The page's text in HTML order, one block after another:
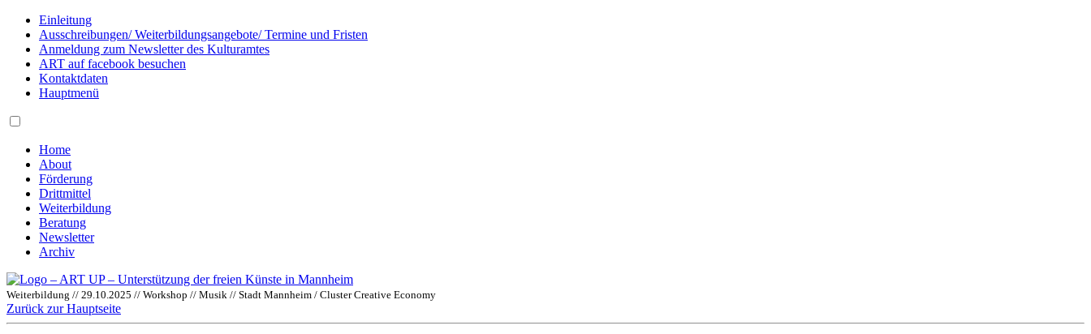
Einleitung
Ausschreibungen/ Weiterbildungsangebote/ Termine und Fristen
Anmeldung zum Newsletter des Kulturamtes
ART auf facebook besuchen
Kontaktdaten
Hauptmenü
Home
About
Förderung
Drittmittel
Weiterbildung
Beratung
Newsletter
Archiv
Weiterbildung // 29.10.2025 // Workshop // Musik // Stadt Mannheim / Cluster Creative Economy
Zurück zur Hauptseite